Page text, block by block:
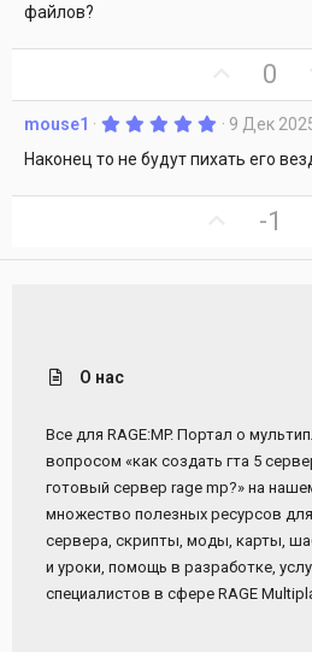
ё
з
д
файлов?
p
v
o
e
0
mouse1
5
0
з
д
9 Дек
Наконец то не будут пихать его
-1
О нас
Все для RAGE:MP. Портал о
вопросом «как создать гта 5
готовый сервер rage mp?» на
множество полезных ресурсов для
сервера, скрипты, моды, карты,
и уроки, помощь в разработке,
специалистов в сфере RAGE